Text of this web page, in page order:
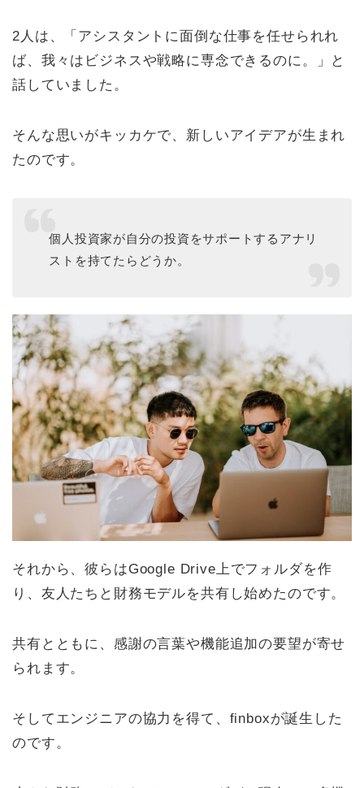
2人は、「アシスタントに面倒な仕事を任せられれ
ば、我々はビジネスや戦略に専念できるのに。」と
話していました。
そんな思いがキッカケで、新しいアイデアが生まれ
たのです。
個人投資家が自分の投資をサポートするアナリ
ストを持てたらどうか。
それから、彼らはGoogle Drive上でフォルダを作
り、友人たちと財務モデルを共有し始めたのです。
共有とともに、感謝の言葉や機能追加の要望が寄せ
られます。
そしてエンジニアの協力を得て、finboxが誕生した
のです。